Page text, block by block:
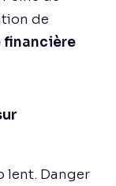
de
financière
lent. Danger